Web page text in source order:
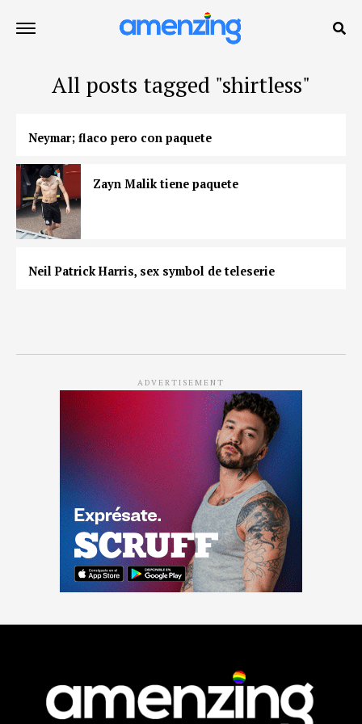
All posts tagged "shirtless"
Neymar; flaco pero con paquete
Zayn Malik tiene paquete
Neil Patrick Harris, sex symbol de teleserie
ADVERTISEMENT